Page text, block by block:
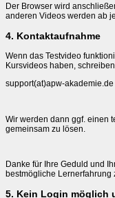
Der Browser wird
anderen Videos werden ab
4. Kontaktaufnahme
Wenn das Testvideo
Kursvideos haben,
support(at)apw-akademie.de
Wir werden dann ggf. einen
gemeinsam zu lösen.
Danke für Ihre Geduld und
bestmögliche Lernerfahrung
5. Kein Login möglich